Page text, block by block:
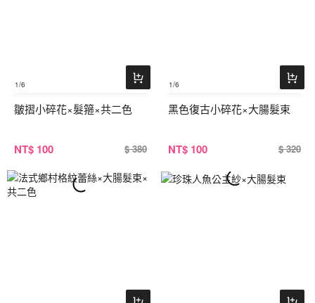
1/6
皺摺小碎花×髮箍×共二色
NT$ 100 $ 380
1/6
黑色復古小碎花×大腸髮束
NT$ 100 $ 320